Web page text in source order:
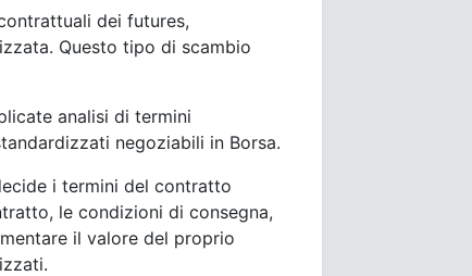
dei futures,
Questo tipo di scambio
analisi di termini
negoziabili in Borsa.
i termini del contratto
le condizioni di consegna,
il valore del proprio